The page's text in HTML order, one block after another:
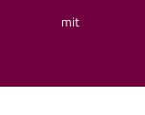
mit